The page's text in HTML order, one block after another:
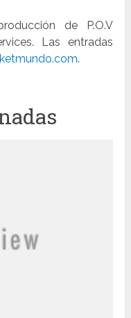
de P.O.V
Las entradas
.